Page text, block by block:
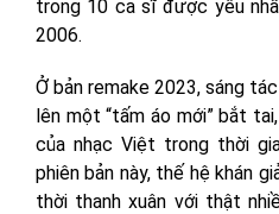
trong 10 ca sĩ được yêu
2006.
Ở bản remake 2023, sáng
lên một “tấm áo mới” bắt
của nhạc Việt trong thời
phiên bản này, thế hệ khán
thời thanh xuân với thật